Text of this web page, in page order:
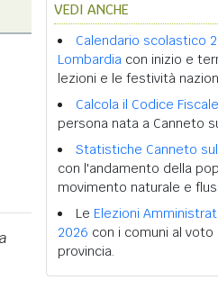
VEDI ANCHE
Calendario scolastico
Lombardia con inizio e
lezioni e le festività
Calcola il Codice Fiscale
persona nata a Canneto
Statistiche Canneto
con l'andamento della
movimento naturale e
Le Elezioni
2026 con i comuni al
provincia.